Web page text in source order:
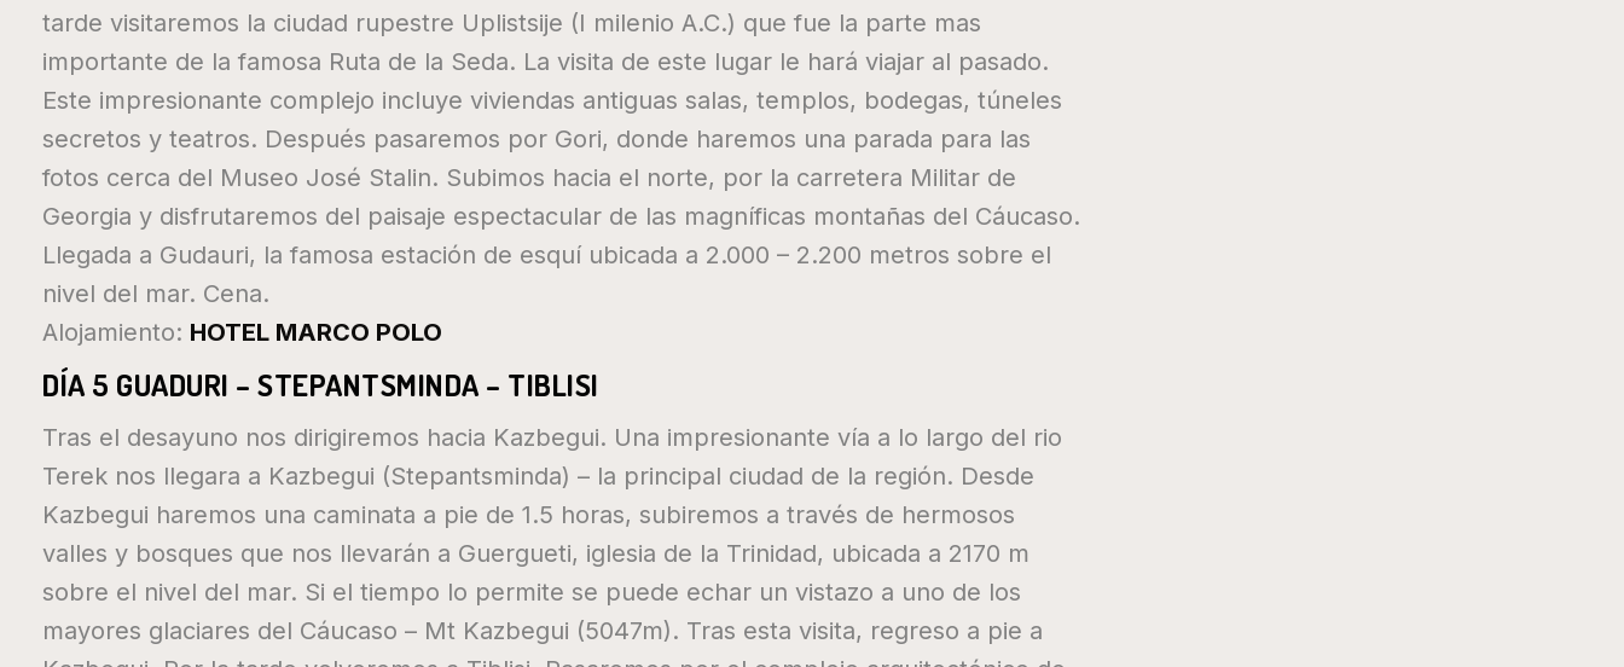
tarde visitaremos la ciudad rupestre Uplistsije (I milenio A.C.) que fue la parte mas
importante de la famosa Ruta de la Seda. La visita de este lugar le hará viajar al pasado.
Este impresionante complejo incluye viviendas antiguas salas, templos, bodegas, túneles
secretos y teatros. Después pasaremos por Gori, donde haremos una parada para las
fotos cerca del Museo José Stalin. Subimos hacia el norte, por la carretera Militar de
Georgia y disfrutaremos del paisaje espectacular de las magníficas montañas del Cáucaso.
Llegada a Gudauri, la famosa estación de esquí ubicada a 2.000 – 2.200 metros sobre el
nivel del mar. Cena.
Alojamiento: HOTEL MARCO POLO
DÍA 5 GUADURI – STEPANTSMINDA – TIBLISI
Tras el desayuno nos dirigiremos hacia Kazbegui. Una impresionante vía a lo largo del rio
Terek nos llegara a Kazbegui (Stepantsminda) – la principal ciudad de la región. Desde
Kazbegui haremos una caminata a pie de 1.5 horas, subiremos a través de hermosos
valles y bosques que nos llevarán a Guergueti, iglesia de la Trinidad, ubicada a 2170 m
sobre el nivel del mar. Si el tiempo lo permite se puede echar un vistazo a uno de los
mayores glaciares del Cáucaso – Mt Kazbegui (5047m). Tras esta visita, regreso a pie a